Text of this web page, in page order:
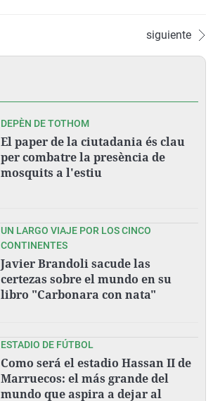
siguiente
DEPÈN DE TOTHOM
El paper de la ciutadania és clau
per combatre la presència de
mosquits a l'estiu
UN LARGO VIAJE POR LOS CINCO
CONTINENTES
Javier Brandoli sacude las
certezas sobre el mundo en su
libro "Carbonara con nata"
ESTADIO DE FÚTBOL
Como será el estadio Hassan II de
Marruecos: el más grande del
mundo que aspira a dejar al